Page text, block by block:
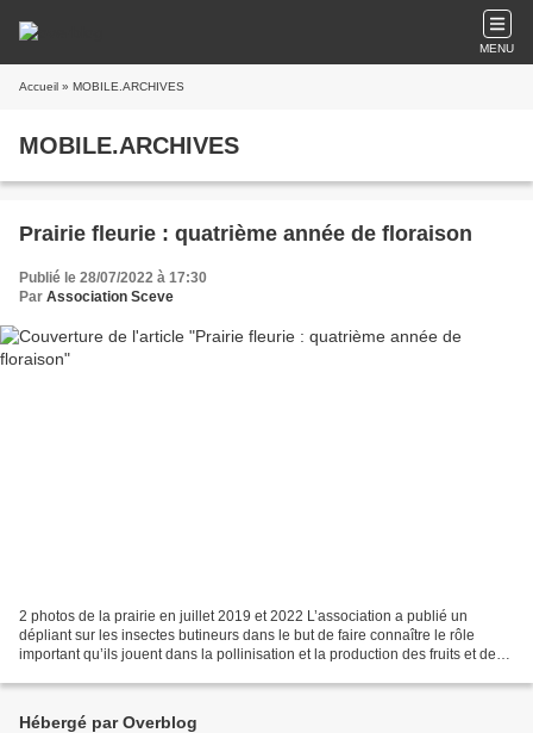
MENU
Accueil » MOBILE.ARCHIVES
MOBILE.ARCHIVES
Prairie fleurie : quatrième année de floraison
Publié le 28/07/2022 à 17:30
Par Association Sceve
2 photos de la prairie en juillet 2019 et 2022 L’association a publié un
dépliant sur les insectes butineurs dans le but de faire connaître le rôle
important qu’ils jouent dans la pollinisation et la production des fruits et des
Hébergé par Overblog